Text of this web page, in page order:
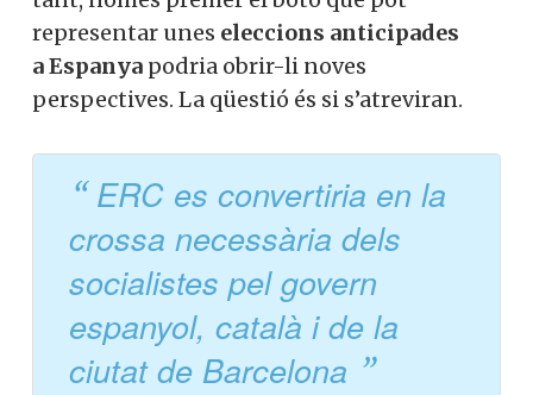
representar unes eleccions anticipades
a Espanya podria obrir-li noves
perspectives. La qüestió és si s’atreviran.
ERC es convertiria en la
crossa necessària dels
socialistes pel govern
espanyol, català i de la
ciutat de Barcelona